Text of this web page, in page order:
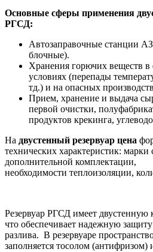
Основные сферы применения
РГСД:
Автозаправочные станции
блочные).
Хранения горючих веществ
условиях (перепады
тд.) и на опасных
Прием, хранение и выдача
первой очистки,
продуктов крекинга,
На двустенный резервуар цена
технических характеристик:
дополнительной комплектации,
необходимости теплоизоляции,
Резервуар РГСД имеет двустенную
что обеспечивает надежную
разлива. В резервуаре
заполняется тосолом (антифризом)